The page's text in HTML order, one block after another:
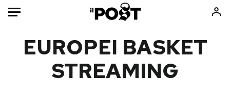
EUROPEI BASKET
STREAMING